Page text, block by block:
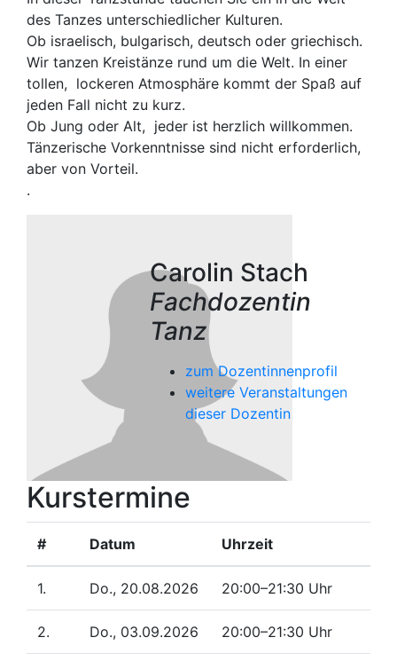
des Tanzes unterschiedlicher Kulturen.
Ob israelisch, bulgarisch, deutsch oder griechisch.
Wir tanzen Kreistänze rund um die Welt. In einer
tollen, lockeren Atmosphäre kommt der Spaß auf
jeden Fall nicht zu kurz.
Ob Jung oder Alt, jeder ist herzlich willkommen.
Tänzerische Vorkenntnisse sind nicht erforderlich,
aber von Vorteil.
.
Carolin Stach
Fachdozentin
Tanz
zum Dozentinnenprofil
weitere Veranstaltungen
dieser Dozentin
Kurstermine
# Datum Uhrzeit
1. Do., 20.08.2026 20:00–21:30 Uhr
2. Do., 03.09.2026 20:00–21:30 Uhr